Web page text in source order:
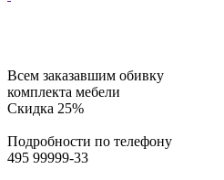
Всем заказавшим обивку
комплекта мебели
Скидка 25%
Подробности по телефону
495 99999-33